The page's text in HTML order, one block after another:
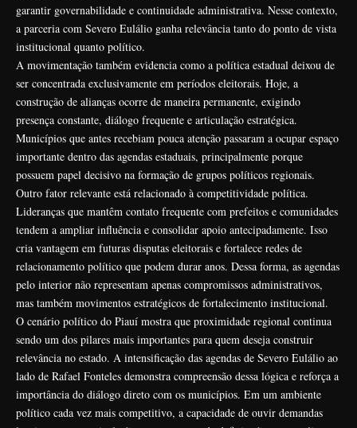
garantir governabilidade e continuidade administrativa. Nesse contexto,
a parceria com Severo Eulálio ganha relevância tanto do ponto de vista
institucional quanto político.
A movimentação também evidencia como a política estadual deixou de
ser concentrada exclusivamente em períodos eleitorais. Hoje, a
construção de alianças ocorre de maneira permanente, exigindo
presença constante, diálogo frequente e articulação estratégica.
Municípios que antes recebiam pouca atenção passaram a ocupar espaço
importante dentro das agendas estaduais, principalmente porque
possuem papel decisivo na formação de grupos políticos regionais.
Outro fator relevante está relacionado à competitividade política.
Lideranças que mantêm contato frequente com prefeitos e comunidades
tendem a ampliar influência e consolidar apoio antecipadamente. Isso
cria vantagem em futuras disputas eleitorais e fortalece redes de
relacionamento político que podem durar anos. Dessa forma, as agendas
pelo interior não representam apenas compromissos administrativos,
mas também movimentos estratégicos de fortalecimento institucional.
O cenário político do Piauí mostra que proximidade regional continua
sendo um dos pilares mais importantes para quem deseja construir
relevância no estado. A intensificação das agendas de Severo Eulálio ao
lado de Rafael Fonteles demonstra compreensão dessa lógica e reforça a
importância do diálogo direto com os municípios. Em um ambiente
político cada vez mais competitivo, a capacidade de ouvir demandas